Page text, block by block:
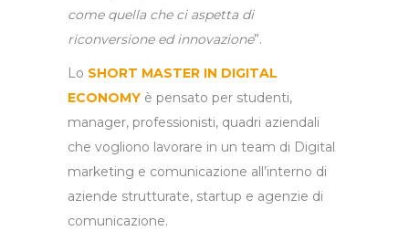
come quella che ci aspetta di
riconversione ed innovazione”.
Lo SHORT MASTER IN DIGITAL
ECONOMY è pensato per studenti,
manager, professionisti, quadri aziendali
che vogliono lavorare in un team di Digital
marketing e comunicazione all’interno di
aziende strutturate, startup e agenzie di
comunicazione.